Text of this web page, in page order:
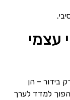
עצמי
בידור – הן
למדד לערך